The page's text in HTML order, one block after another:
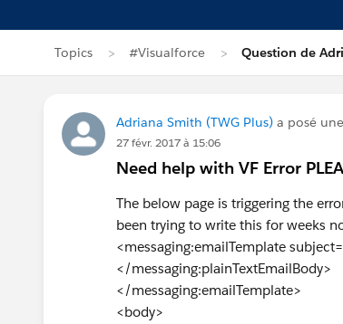
Topics #Visualforce Question de
Adriana Smith (TWG Plus) a posé
27 févr. 2017 à 15:06
Need help with VF Error
The below page is triggering the
been trying to write this for weeks
<messaging:emailTemplate
</messaging:plainTextEmailBody>
</messaging:emailTemplate>
<body>